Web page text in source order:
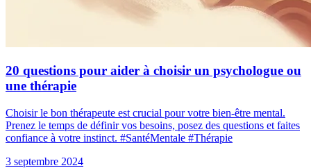
20 questions pour aider à choisir un psychologue ou
une thérapie
Choisir le bon thérapeute est crucial pour votre bien-être mental.
Prenez le temps de définir vos besoins, posez des questions et faites
confiance à votre instinct. #SantéMentale #Thérapie
3 septembre 2024